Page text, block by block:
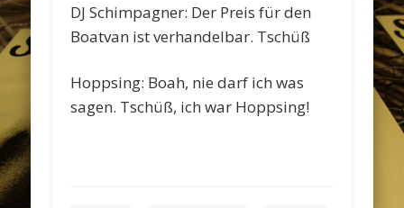
DJ Schimpagner: Der Preis für den
Boatvan ist verhandelbar. Tschüß
Hoppsing: Boah, nie darf ich was
sagen. Tschüß, ich war Hoppsing!